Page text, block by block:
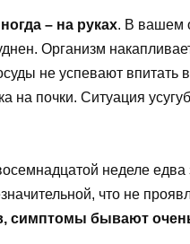
– на руках. В вашем
Организм
не успевают впитать
на почки. Ситуация
неделе
что не
симптомы бывают